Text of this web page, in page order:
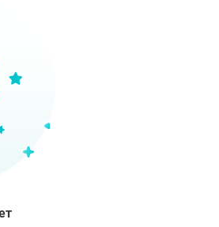
при появлении сыпи или
от действия прямых
раскаленных предметов. Баллон
Не вдыхать. Использовать
не разбирать и не
бытовой отход.